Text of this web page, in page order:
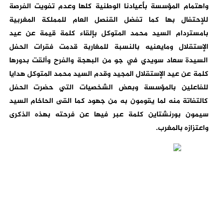
واهتمام المؤسسة بأعيادنا الوطنية كلها وعدم تفويت الفرصة
للإحتفال بها كما تفضل القنصل العام للمملكة المغربية
بامستردام السيد محمد المتوكل بإلقاء كلمة قيمة عن عيد
الإستقلال ومايعنيه بالنسبة للمغاربة قدمت فقرات الحفل
السيدة سعاد سويدي في جو من البهجة والفرح وألقت بدورها
كلمة عن عيد الإستقلال المجيد وقدم السيد محمد المتوكل هدايا
للفاعلين بالمؤسسة وبعض الشخصيات التي حضرت الحفل
كالتفاتة منه لما يقومون به من جهود كما القى الحاخام السيد
سيمون بورنشتاين كلمة عبر فيها عن فرحته بهذه الذكرى
واعتزازه بالمغرب.